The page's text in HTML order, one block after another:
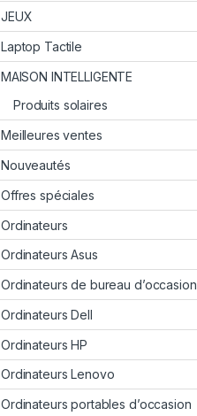
JEUX
Laptop Tactile
MAISON INTELLIGENTE
Produits solaires
Meilleures ventes
Nouveautés
Offres spéciales
Ordinateurs
Ordinateurs Asus
Ordinateurs de bureau d’occasion
Ordinateurs Dell
Ordinateurs HP
Ordinateurs Lenovo
Ordinateurs portables d’occasion